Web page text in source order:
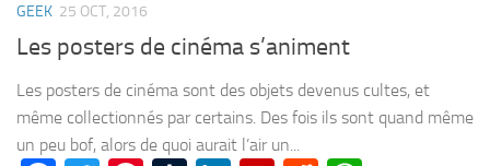
GEEK 25 OCT, 2016
Les posters de cinéma s’animent
Les posters de cinéma sont des objets devenus cultes, et
même collectionnés par certains. Des fois ils sont quand même
un peu bof, alors de quoi aurait l’air un...